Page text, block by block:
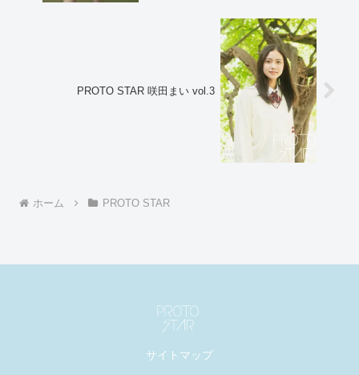
PROTO STAR 咲田まい vol.3
ホーム PROTO STAR
サイトマップ